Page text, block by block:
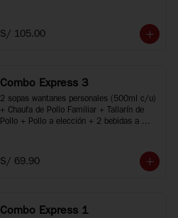
S/ 105.00
Combo Express 3
2 sopas wantanes personales (500ml c/u)
+ Chaufa de Pollo Familiar + Tallarín de
Pollo + Pollo a elección + 2 bebidas a
personas
*Imágenes referenciales
S/ 69.90
Combo Express 1